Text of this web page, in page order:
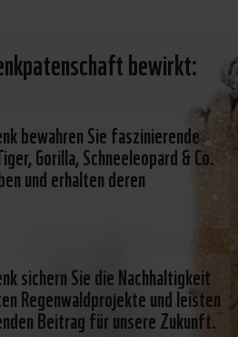
bewirkt:
bewahren Sie faszinierende
Gorilla, Schneeleopard & Co.
und erhalten deren
sichern Sie die Nachhaltigkeit
Regenwaldprojekte und leisten
Beitrag für unsere Zukunft.